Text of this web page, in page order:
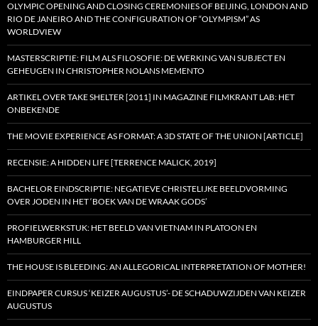
OLYMPIC OPENING AND CLOSING CEREMONIES OF BEIJING, LONDON AND
RIO DE JANEIRO AND THE CONFIGURATION OF “OLYMPISM” AS
WORLDVIEW
MASTERSCRIPTIE: FILM ALS FILOSOFIE: DE WERKING VAN SUBJECT EN
GEHEUGEN IN CHRISTOPHER NOLANS MEMENTO
ARTIKEL OVER TAKE SHELTER [2011] IN MAGAZINE FILMKRANT LAB: HET
ONBEKENDE
THE MOVIE EXPERIENCE AS FORMAT: A 3D STATE OF THE UNION [ARTICLE]
RECENSIE: A HIDDEN LIFE [TERRENCE MALICK, 2019]
BACHELOR EINDSCRIPTIE: NEGATIEVE CHRISTELIJKE BEELDVORMING
OVER JODEN IN HET ‘BOEK VAN DE WRAAK GODS’
PROFIELWERKSTUK: HET BEELD VAN VIETNAM IN PLATOON EN
HAMBURGER HILL
THE HOUSE IS BLEEDING: AN ALLEGORICAL INTERPRETATION OF MOTHER!
EINDPAPER CURSUS ‘KEIZER AUGUSTUS’- DE SCHADUWZIJDEN VAN KEIZER
AUGUSTUS